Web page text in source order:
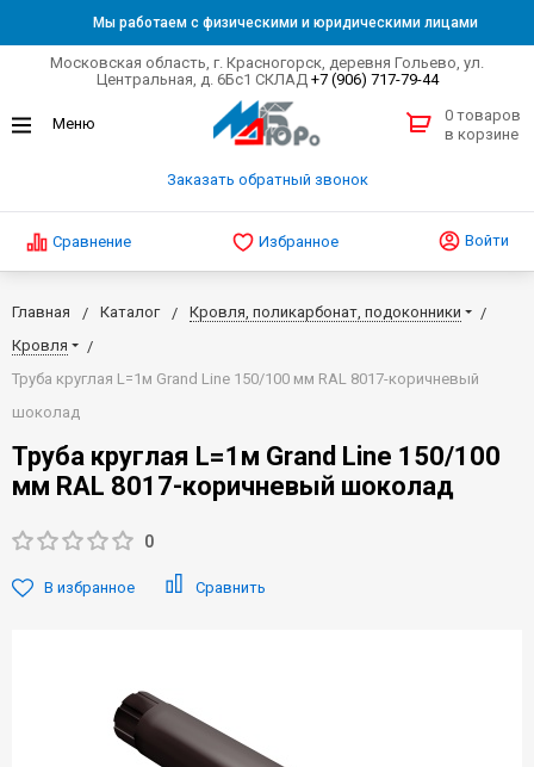
Мы работаем с физическими и юридическими лицами
Московская область, г. Красногорск, деревня Гольево, ул.
Центральная, д. 6Бс1 СКЛАД +7 (906) 717-79-44
Заказать обратный звонок
0 товаров
в корзине
Сравнение Избранное Войти
Главная Каталог
Кровля, поликарбонат, подоконники
Кровля
Труба круглая L=1м Grand Line 150/100 мм RAL 8017-коричневый
шоколад
Труба круглая L=1м Grand Line 150/100
мм RAL 8017-коричневый шоколад
0
В избранное Сравнить